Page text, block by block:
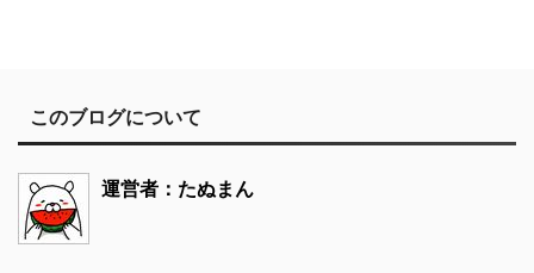
このブログについて
運営者：たぬまん